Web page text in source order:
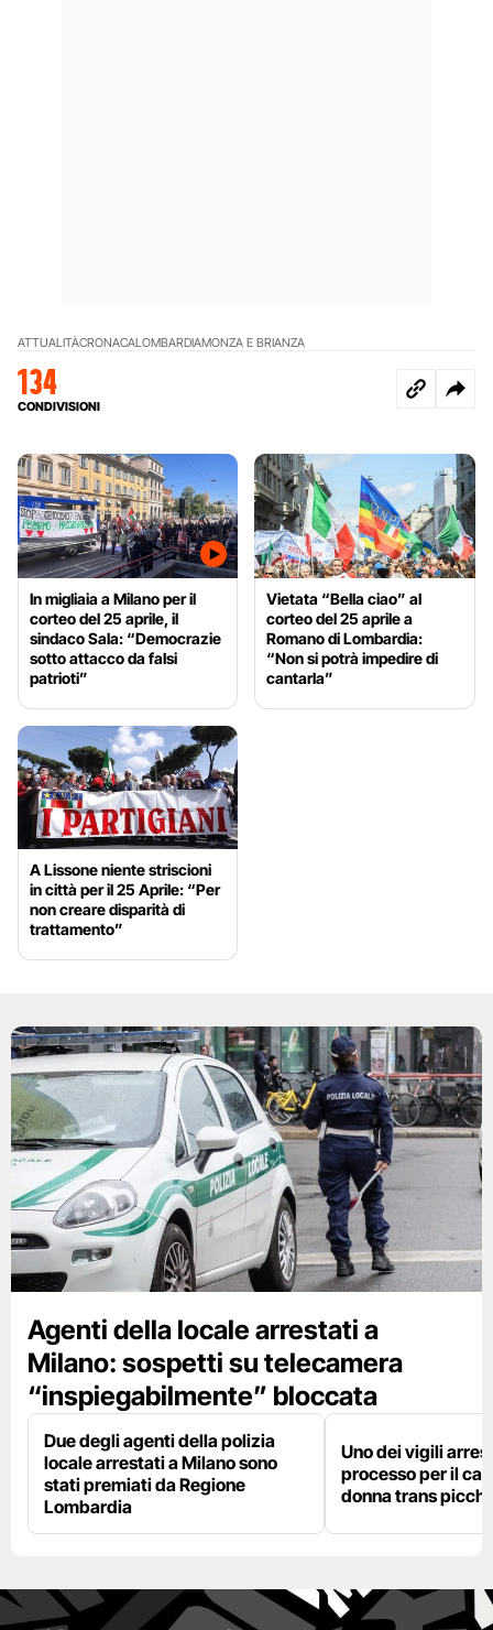
ATTUALITÀCRONACALOMBARDIAMONZA E BRIANZA
134
CONDIVISIONI
In migliaia a Milano per il
corteo del 25 aprile, il
sindaco Sala: “Democrazie
sotto attacco da falsi
patrioti”
Vietata “Bella ciao” al
corteo del 25 aprile a
Romano di Lombardia:
“Non si potrà impedire di
cantarla”
A Lissone niente striscioni
in città per il 25 Aprile: “Per
non creare disparità di
trattamento”
Agenti della locale arrestati a
Milano: sospetti su telecamera
“inspiegabilmente” bloccata
Due degli agenti della polizia
locale arrestati a Milano sono
stati premiati da Regione
Lombardia
Uno dei vigili
processo per il
donna trans